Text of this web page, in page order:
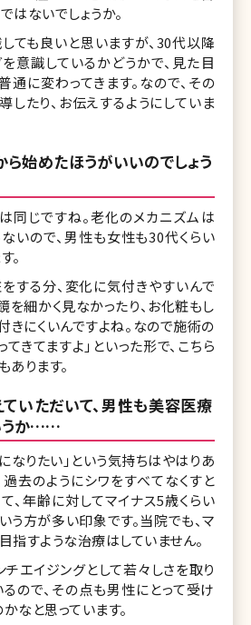
はないでしょうか。
ても良いと思いますが、30代以降
意識しているかどうかで、見た目
通に変わってきます。なので、その
したり、お伝えするようにしていま
始めたほうがいいのでしょう
同じですね。老化のメカニズムは
いので、男性も女性も30代くらい
。
する分、変化に気付きやすいんで
を細かく見なかったり、お化粧もし
きにくいんですよね。なので施術の
きてますよ」といった形で、こちら
あります。
いただいて、男性も美容医療
うか……
なりたい」という気持ちはやはりあ
過去のようにシワをすべてなくすと
、年齢に対してマイナス5歳くらい
う方が多い印象です。当院でも、マ
指すような治療はしていません。
チエイジングとして若々しさを取り
ので、その点も男性にとって受け
なと思っています。